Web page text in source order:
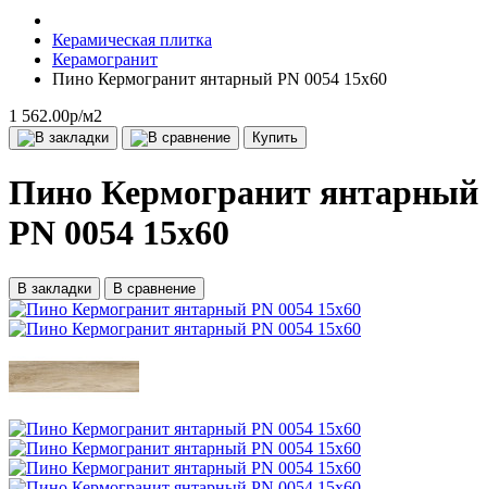
Керамическая плитка
Керамогранит
Пино Кермогранит янтарный PN 0054 15х60
1 562.00р/м2
Купить
Пино Кермогранит янтарный
PN 0054 15х60
В закладки В сравнение